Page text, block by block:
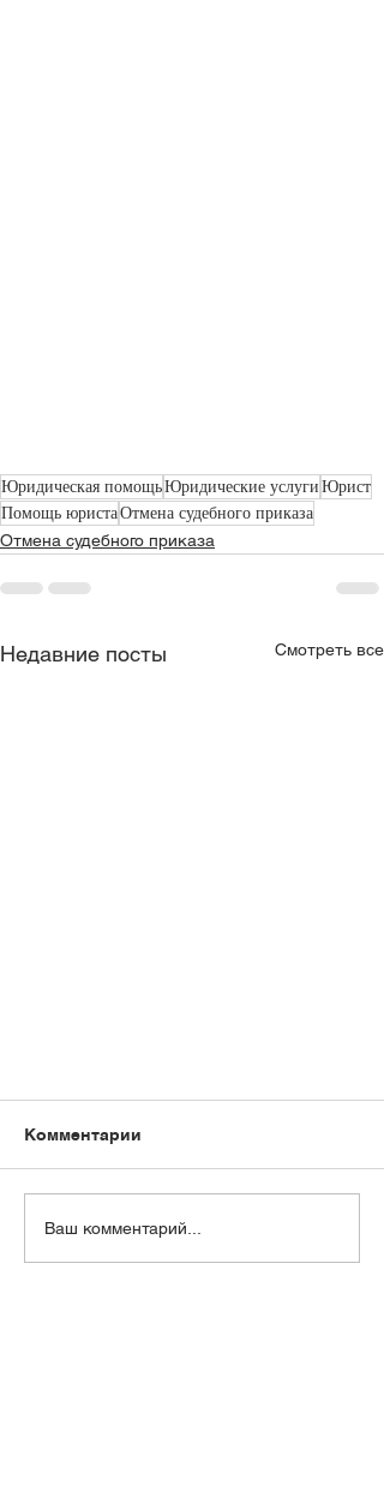
Юридическая помощьЮридические услуги Юрист
Помощь юристаОтмена судебного приказа
Отмена судебного приказа
Недавние посты Смотреть все
Комментарии
Ваш комментарий...